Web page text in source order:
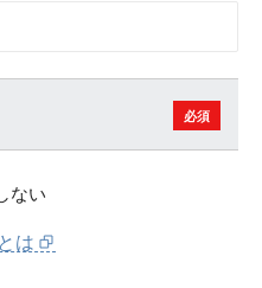
ない
は